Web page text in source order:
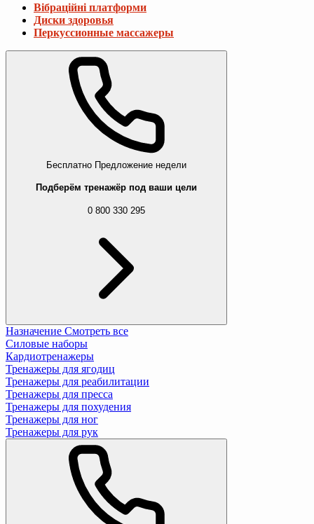
Вібраційні платформи
Диски здоровья
Перкуссионные массажеры
Бесплатно Предложение недели
Подберём тренажёр под ваши цели
0 800 330 295
Назначение Смотреть все
Силовые наборы
Кардиотренажеры
Тренажеры для ягодиц
Тренажеры для реабилитации
Тренажеры для пресса
Тренажеры для похудения
Тренажеры для ног
Тренажеры для рук